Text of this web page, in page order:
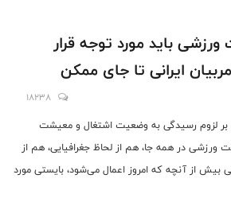
ورزشی باید مورد توجه قرار
ایرانی تا جای ممکن
18238
بر لزوم رسیدگی به وضعیت اشتغال و معیشت
ورزشی در همه جا، هم از لحاظ جغرافیایی، هم از
بیش از آنچه که امروز اعمال می‌شود، بایستی مورد